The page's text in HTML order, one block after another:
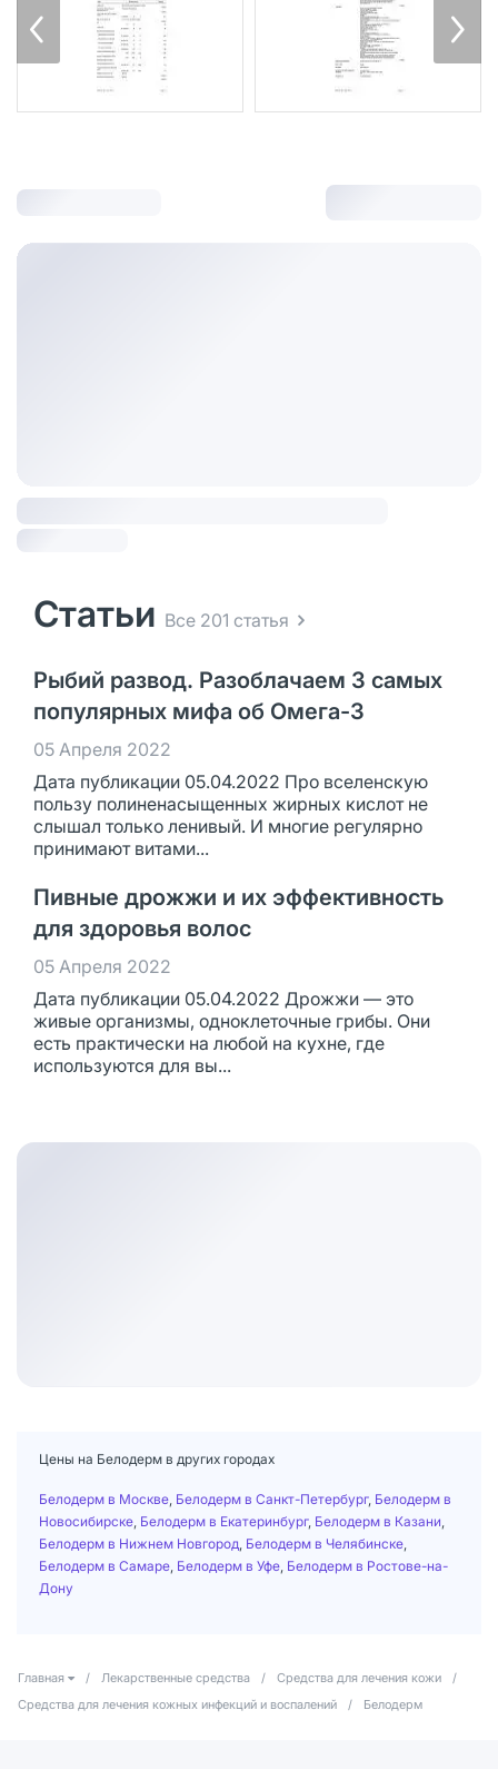
Статьи Все 201 статья
Рыбий развод. Разоблачаем 3 самых
популярных мифа об Омега-3
05 Апреля 2022
Дата публикации 05.04.2022 Про вселенскую
пользу полиненасыщенных жирных кислот не
слышал только ленивый. И многие регулярно
принимают витами...
Пивные дрожжи и их эффективность
для здоровья волос
05 Апреля 2022
Дата публикации 05.04.2022 Дрожжи — это
живые организмы, одноклеточные грибы. Они
есть практически на любой на кухне, где
используются для вы...
Цены на Белодерм в других городах
Белодерм в Москве Белодерм в Санкт-Петербург, Белодерм в
Новосибирске Белодерм в Екатеринбург, Белодерм в Казани
Белодерм в Нижнем Новгород Белодерм в Челябинске
Белодерм в Самаре Белодерм в Уфе Белодерм в Ростове-на-
Дону
Главная / Лекарственные средства / Средства для лечения кожи
/
Средства для лечения кожных инфекций и воспалений
/ Белодерм